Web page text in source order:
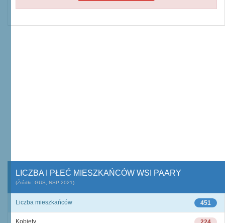
LICZBA I PŁEĆ MIESZKAŃCÓW WSI PAARY
(Źródło: GUS, NSP 2021)
451
Liczba mieszkańców
Kobiety